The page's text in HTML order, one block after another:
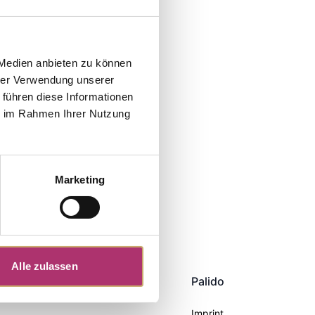
anbieten zu können
Verwendung unserer
diese Informationen
Rahmen Ihrer Nutzung
Marketing
Alle zulassen
Palido